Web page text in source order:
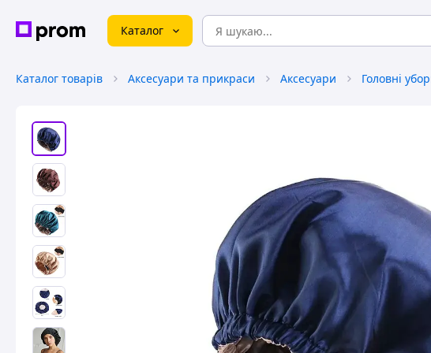
Каталог
Каталог товарів Аксесуари та прикраси Аксесуари Головні